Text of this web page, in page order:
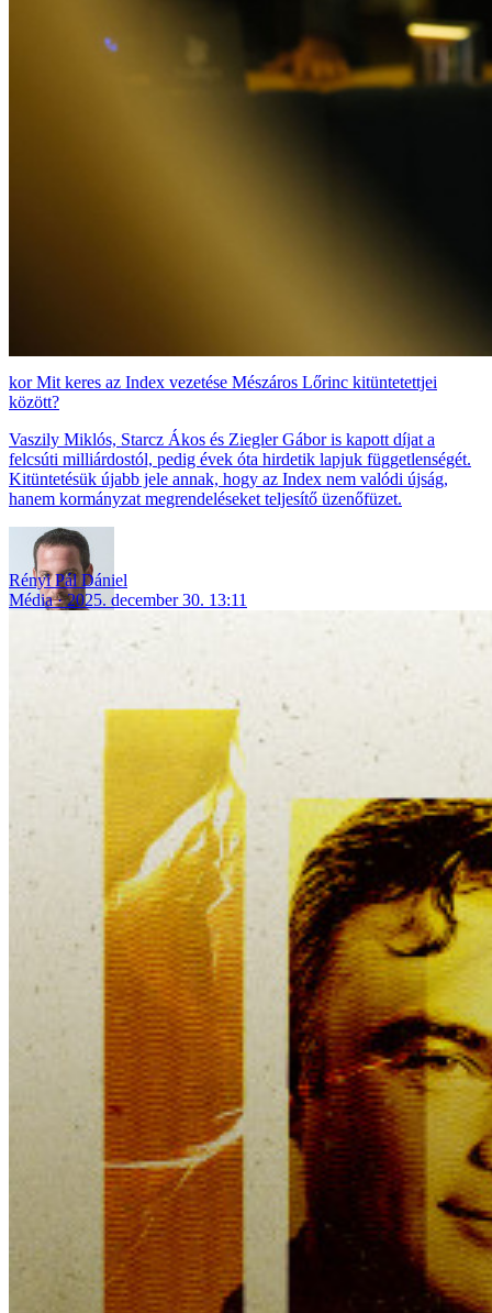
Mit keres az Index vezetése Mészáros Lőrinc kitüntetettjei
között?
Vaszily Miklós, Starcz Ákos és Ziegler Gábor is kapott díjat a
felcsúti milliárdostól, pedig évek óta hirdetik lapjuk függetlenségét.
Kitüntetésük újabb jele annak, hogy az Index nem valódi újság,
hanem kormányzat megrendeléseket teljesítő üzenőfüzet.
Rényi Pál Dániel
Média
2025. december 30. 13:11